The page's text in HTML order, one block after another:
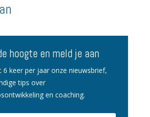
hoogte en meld je aan
6 keer per jaar onze nieuwsbrief,
tips over
en coaching.